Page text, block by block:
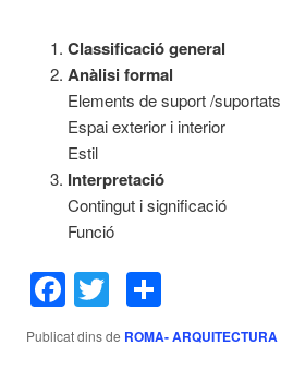
Classificació general
Anàlisi formal
Elements de suport /suportats
Espai exterior i interior
Estil
Interpretació
Contingut i significació
Funció
Facebook
Twitter
Publicat dins de ROMA- ARQUITECTURA